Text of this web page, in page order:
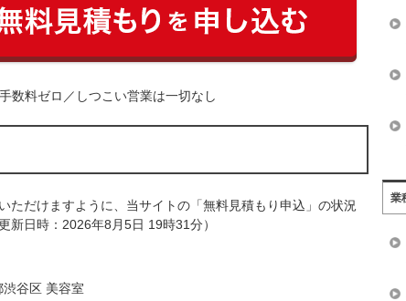
手数料ゼロ／しつこい営業は一切なし
ただけますように、当サイトの「無料見積もり申込」の状況
新日時：2026年8月5日 19時31分）
谷区 美容室
業